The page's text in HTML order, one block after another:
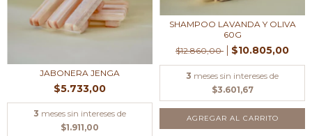
JABONERA JENGA
$5.733,00
3 meses sin intereses de
$1.911,00
SHAMPOO LAVANDA Y OLIVA
60G
$12.860,00
$10.805,00
3 meses sin intereses de
$3.601,67